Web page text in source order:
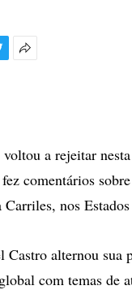
a rejeitar
comentários
nos
alternou sua
com temas de